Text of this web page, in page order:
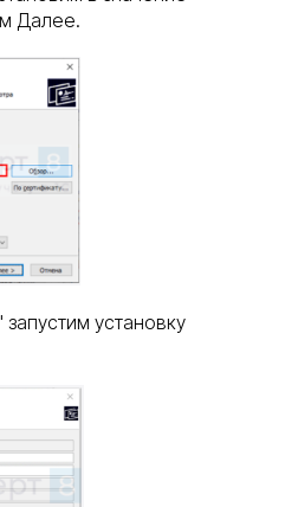
Далее.
установку